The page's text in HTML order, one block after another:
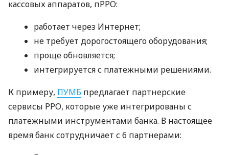
кассовых аппаратов, пРРО:
работает через Интернет;
не требует дорогостоящего оборудования;
проще обновляется;
интегрируется с платежными решениями.
К примеру, ПУМБ предлагает партнерские
сервисы РРО, которые уже интегрированы с
платежными инструментами банка. В настоящее
время банк сотрудничает с 6 партнерами: